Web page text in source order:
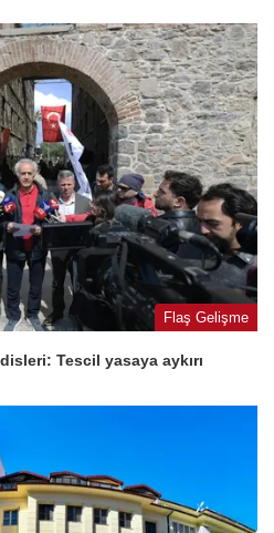
Flaş Gelişme
Tescil yasaya aykırı